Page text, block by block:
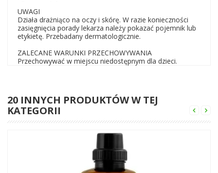
UWAGI
Działa drażniąco na oczy i skórę. W razie konieczności
zasięgnięcia porady lekarza należy pokazać pojemnik lub
etykietę. Przebadany dermatologicznie.
ZALECANE WARUNKI PRZECHOWYWANIA
Przechowywać w miejscu niedostępnym dla dzieci.
20 INNYCH PRODUKTÓW W TEJ
KATEGORII